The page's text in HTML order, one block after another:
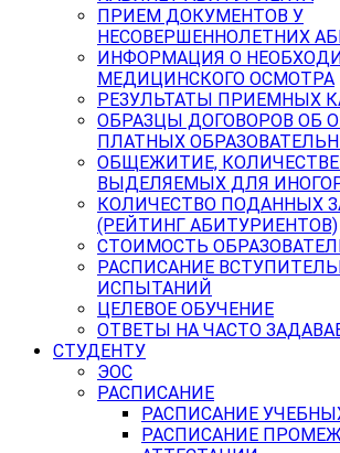
ПРИЕМ ДОКУМЕНТОВ У
НЕСОВЕРШЕННОЛЕТНИХ
ИНФОРМАЦИЯ О
МЕДИЦИНСКОГО ОСМОТРА
РЕЗУЛЬТАТЫ ПРИЕМНЫХ
ОБРАЗЦЫ ДОГОВОРОВ ОБ
ПЛАТНЫХ
ОБЩЕЖИТИЕ, КОЛИЧЕСТВЕ
ВЫДЕЛЯЕМЫХ ДЛЯ
КОЛИЧЕСТВО ПОДАННЫХ
(РЕЙТИНГ АБИТУРИЕНТОВ)
СТОИМОСТЬ
РАСПИСАНИЕ
ИСПЫТАНИЙ
ЦЕЛЕВОЕ ОБУЧЕНИЕ
ОТВЕТЫ НА ЧАСТО
СТУДЕНТУ
ЭОС
РАСПИСАНИЕ
РАСПИСАНИЕ
РАСПИСАНИЕ